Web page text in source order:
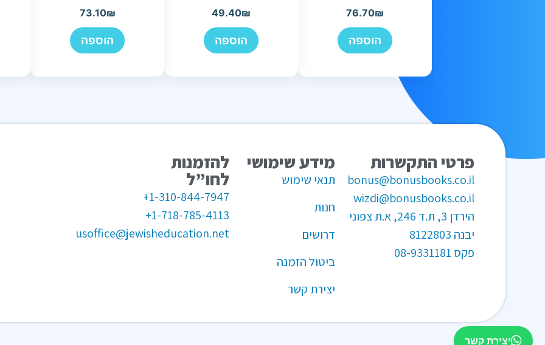
76.70₪
הוספה
49.40₪
הוספה
73.10₪
הוספה
פרטי התקשרות
bonus@bonusbooks.co.il
wizdi@bonusbooks.co.il
הירדן 3, ת.ד 246, א.ת צפוני
יבנה 8122803
פקס 08-9331181
מידע שימושי
תנאי שימוש
חנות
דרושים
ביטול הזמנה
יצירת קשר
להזמנות
לחו”ל
1-310-844-7947+
1-718-785-4113+
usoffice@jewisheducation.net
יצירת קשר